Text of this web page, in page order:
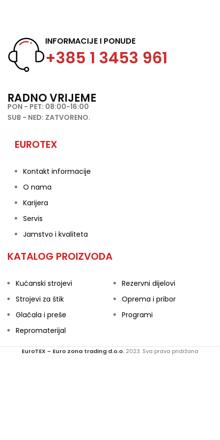
INFORMACIJE I PONUDE
+385 1 3453 961
RADNO VRIJEME
PON - PET: 08:00-16:00
SUB - NED: ZATVORENO.
EUROTEX
Kontakt informacije
O nama
Karijera
Servis
Jamstvo i kvaliteta
KATALOG PROIZVODA
Kućanski strojevi
Strojevi za štik
Glačala i preše
Repromaterijal
Rezervni dijelovi
Oprema i pribor
Programi
EuroTEX – Euro zona trading d.o.o. 2023. Sva prava pridržana